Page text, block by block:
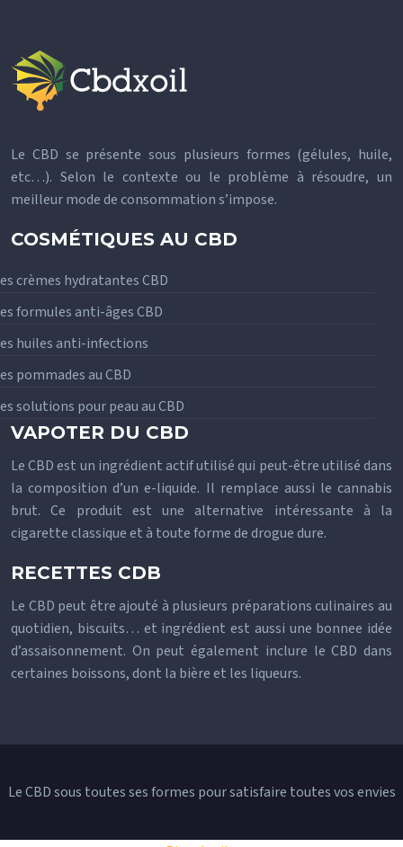
Le CBD se présente sous plusieurs formes (gélules, huile,
etc…). Selon le contexte ou le problème à résoudre, un
meilleur mode de consommation s’impose.
COSMÉTIQUES AU CBD
crèmes hydratantes CBD
formules anti-âges CBD
huiles anti-infections
pommades au CBD
solutions pour peau au CBD
VAPOTER DU CBD
Le CBD est un ingrédient actif utilisé qui peut-être utilisé dans
la composition d’un e-liquide. Il remplace aussi le cannabis
brut. Ce produit est une alternative intéressante à la
cigarette classique et à toute forme de drogue dure.
RECETTES CDB
Le CBD peut être ajouté à plusieurs préparations culinaires au
quotidien, biscuits… et ingrédient est aussi une bonnee idée
d’assaisonnement. On peut également inclure le CBD dans
certaines boissons, dont la bière et les liqueurs.
Le CBD sous toutes ses formes pour satisfaire toutes vos envies